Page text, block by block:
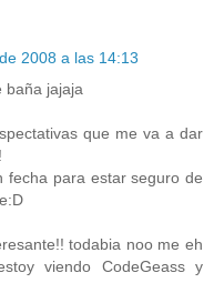
2008 a las 14:13
baña jajaja
que me va a dar
fecha para estar seguro de
todabia noo me eh
viendo CodeGeass y